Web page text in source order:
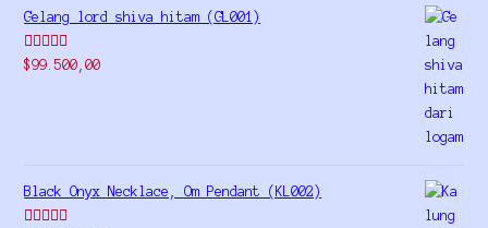
Gelang lord shiva hitam (GL001)
Rated5.00
$99.500,00
Black Onyx Necklace, Om Pendant (KL002)